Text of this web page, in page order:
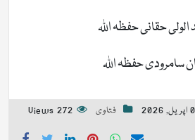
حقانی حفظہ اللہ
سامرودی حفظہ اللہ
فتاوی
272 Views